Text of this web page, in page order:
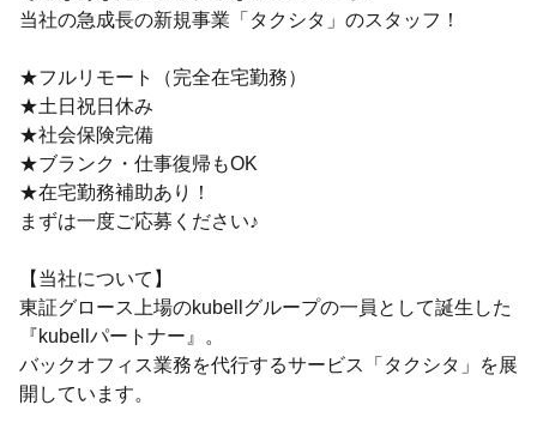
当社の急成長の新規事業「タクシタ」のスタッフ！
★フルリモート（完全在宅勤務）
★土日祝日休み
★社会保険完備
★ブランク・仕事復帰もOK
★在宅勤務補助あり！
まずは一度ご応募ください♪
【当社について】
東証グロース上場のkubellグループの一員として誕生した
『kubellパートナー』。
バックオフィス業務を代行するサービス「タクシタ」を展
開しています。